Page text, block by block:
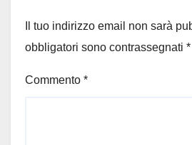
Il tuo indirizzo email non sarà
obbligatori sono contrassegnati *
Commento *